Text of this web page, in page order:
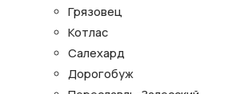
Грязовец
Котлас
Салехард
Дорогобуж